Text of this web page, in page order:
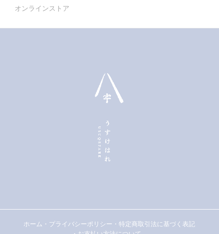
オンラインストア
ホーム ・ プライバシーポリシー ・特定商取引法に基づく表記